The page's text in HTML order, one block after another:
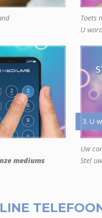
Toets
U
mediums
3. U
Uw
Stel